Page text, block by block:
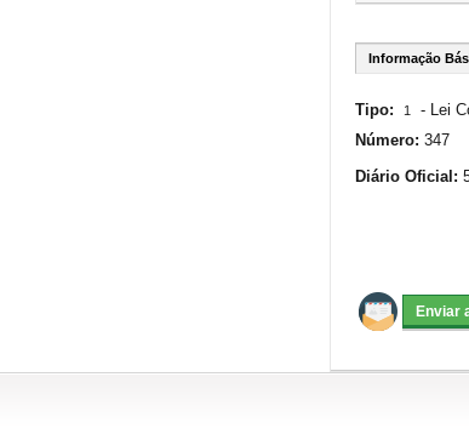
Informação
Tipo: 1 - Lei
Número: 347
Diário Oficial: